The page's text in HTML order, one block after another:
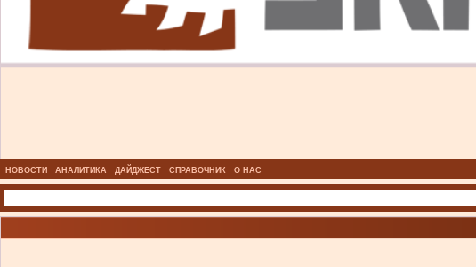
НОВОСТИ АНАЛИТИКА ДАЙДЖЕСТ СПРАВОЧНИК О НАС